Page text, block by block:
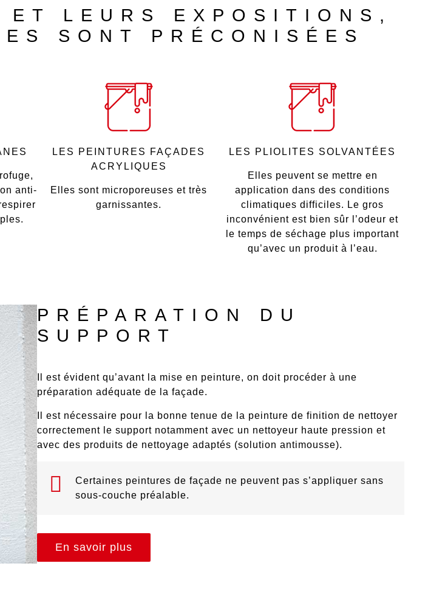
ET LEURS EXPOSITIONS,
SONT PRÉCONISÉES
anti-
LES PEINTURES FAÇADES
ACRYLIQUES
Elles sont microporeuses et très
garnissantes.
LES PLIOLITES SOLVANTÉES
Elles peuvent se mettre en
application dans des conditions
climatiques difficiles. Le gros
inconvénient est bien sûr l’odeur et
le temps de séchage plus important
qu’avec un produit à l’eau.
PRÉPARATION DU
SUPPORT
Il est évident qu’avant la mise en peinture, on doit procéder à une
préparation adéquate de la façade.
Il est nécessaire pour la bonne tenue de la peinture de finition de nettoyer
correctement le support notamment avec un nettoyeur haute pression et
avec des produits de nettoyage adaptés (solution antimousse).
Certaines peintures de façade ne peuvent pas s’appliquer sans
sous-couche préalable.
En savoir plus